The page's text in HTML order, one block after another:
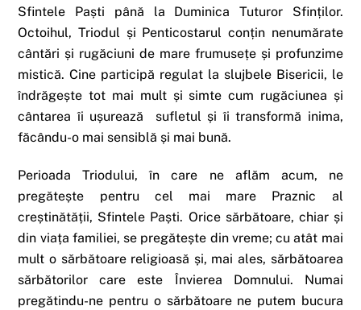
Sfintele Paști până la Duminica Tuturor Sfinților.
Octoihul, Triodul și Penticostarul conțin nenumărate
cântări și rugăciuni de mare frumusețe și profunzime
mistică. Cine participă regulat la slujbele Bisericii, le
îndrăgește tot mai mult și simte cum rugăciunea și
cântarea îi ușurează sufletul și îi transformă inima,
făcându-o mai sensiblă și mai bună.
Perioada Triodului, în care ne aflăm acum, ne
pregătește pentru cel mai mare Praznic al
creștinătății, Sfintele Paști. Orice sărbătoare, chiar și
din viața familiei, se pregătește din vreme; cu atât mai
mult o sărbătoare religioasă și, mai ales, sărbătoarea
sărbătorilor care este Învierea Domnului. Numai
pregătindu-ne pentru o sărbătoare ne putem bucura